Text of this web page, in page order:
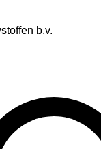
b.v.